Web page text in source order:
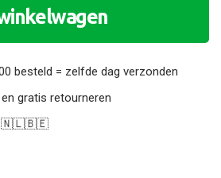
besteld = zelfde dag verzonden
gratis retourneren
🇳🇱🇧🇪